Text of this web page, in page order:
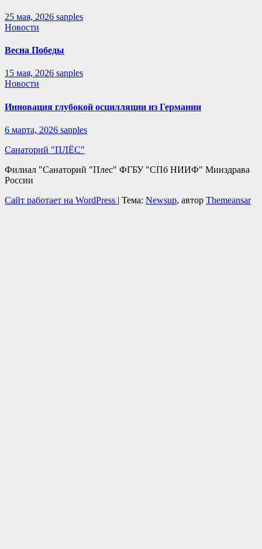
25 мая, 2026 sanples
Новости
Весна Победы
15 мая, 2026 sanples
Новости
Инновация глубокой осцилляции из Германии
6 марта, 2026 sanples
Санаторий "ПЛЁС"
Филиал "Санаторий "Плес" ФГБУ "СПб НИИФ" Минздрава
Росcии
Сайт работает на WordPress | Тема: Newsup, автор Themeansar